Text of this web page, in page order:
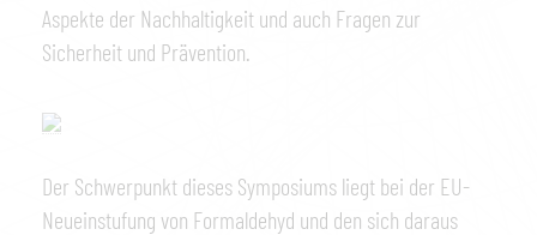
Aspekte der Nachhaltigkeit und auch Fragen zur
Sicherheit und Prävention.
Der Schwerpunkt dieses Symposiums liegt bei der EU-
Neu­einstufung von Formaldehyd und den sich daraus